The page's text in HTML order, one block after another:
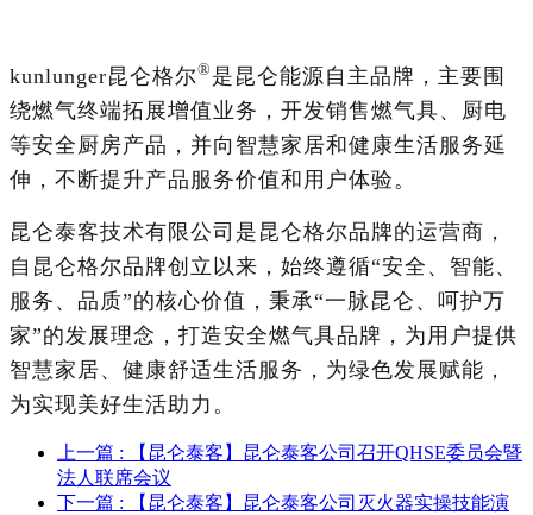
kunlunger昆仑格尔® 是昆仑能源自主品牌，主要围
绕燃气终端拓展增值业务，开发销售燃气具、厨电
等安全厨房产品，并向智慧家居和健康生活服务延
伸，不断提升产品服务价值和用户体验。
昆仑泰客技术有限公司是昆仑格尔品牌的运营商，
自昆仑格尔品牌创立以来，始终遵循“安全、智能、
服务、品质”的核心价值，秉承“一脉昆仑、呵护万
家”的发展理念，打造安全燃气具品牌，为用户提供
智慧家居、健康舒适生活服务，为绿色发展赋能，
为实现美好生活助力。
上一篇 : 【昆仑泰客】昆仑泰客公司召开QHSE委员会暨
法人联席会议
下一篇 : 【昆仑泰客】昆仑泰客公司灭火器实操技能演